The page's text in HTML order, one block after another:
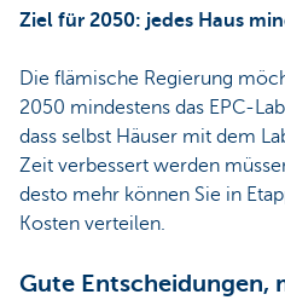
Ziel für 2050: jedes Haus
Die flämische Regierung
2050 mindestens das EPC-
dass selbst Häuser mit dem
Zeit verbessert werden
desto mehr können Sie in
Kosten verteilen.
Gute Entscheidungen,